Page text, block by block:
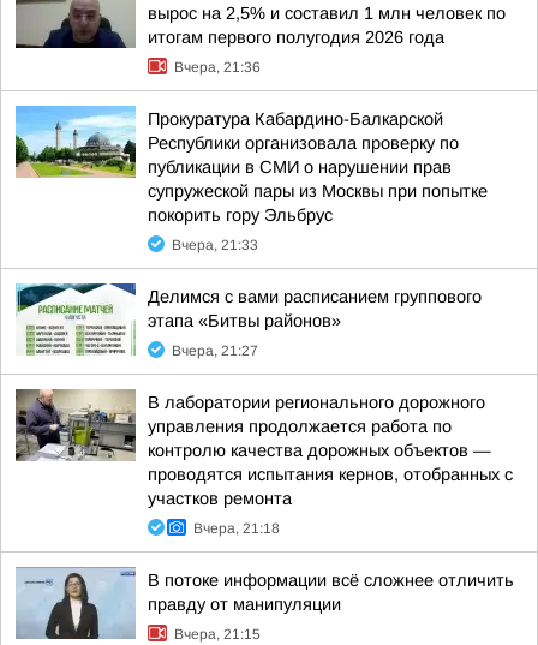
вырос на 2,5% и составил 1 млн человек по
итогам первого полугодия 2026 года
Вчера, 21:36
Прокуратура Кабардино-Балкарской
Республики организовала проверку по
публикации в СМИ о нарушении прав
супружеской пары из Москвы при попытке
покорить гору Эльбрус
Вчера, 21:33
Делимся с вами расписанием группового
этапа «Битвы районов»
Вчера, 21:27
В лаборатории регионального дорожного
управления продолжается работа по
контролю качества дорожных объектов —
проводятся испытания кернов, отобранных с
участков ремонта
Вчера, 21:18
В потоке информации всё сложнее отличить
правду от манипуляции
Вчера, 21:15